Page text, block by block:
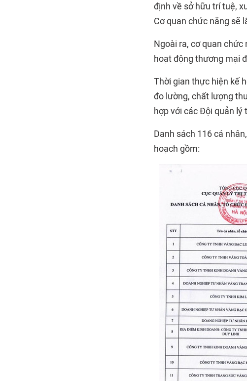
định về sở hữu trí tuệ,
Cơ quan chức năng sẽ
Ngoài ra, cơ quan
hoạt động thương mại
Thời gian thực hiện kế
đo lường, chất lượng
hợp với các Đội quản
Danh sách 116 cá
hoạch gồm: